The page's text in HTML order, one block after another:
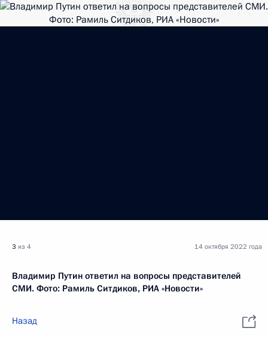
3 из 4
Владимир Путин ответил на вопросы представителей
СМИ. Фото: Рамиль Ситдиков, РИА «Новости»
14 октября 2022 года
Назад